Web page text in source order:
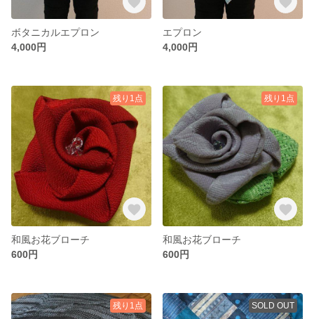
ボタニカルエプロン
4,000円
エプロン
4,000円
残り1点
和風お花ブローチ
600円
残り1点
和風お花ブローチ
600円
残り1点 SOLD OUT